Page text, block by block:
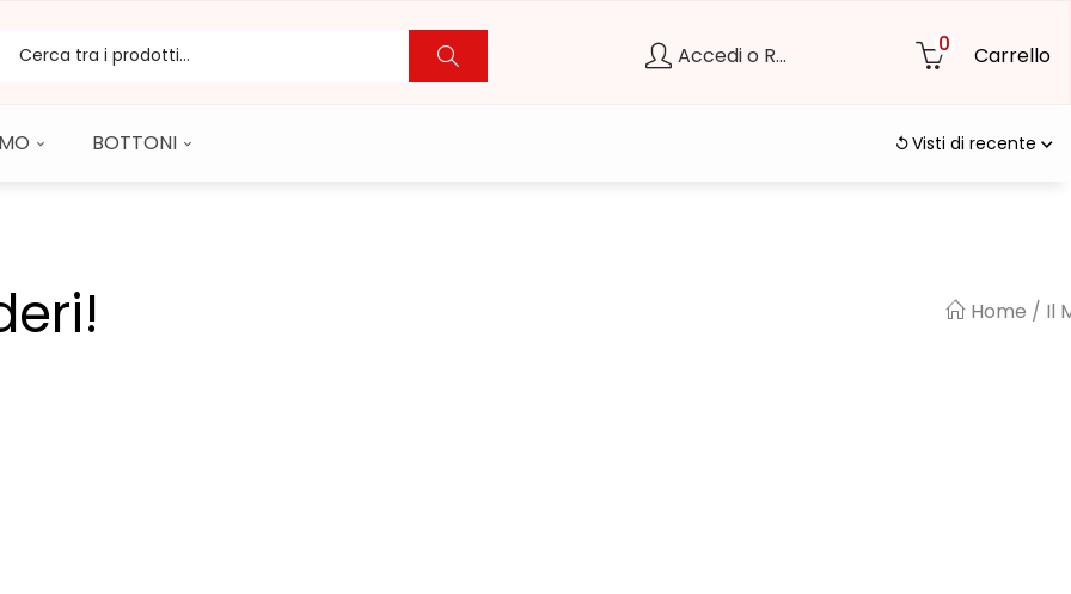
Accedi o Registrati 0 Carrello
BOTTONI Visti di recente
Home / Il